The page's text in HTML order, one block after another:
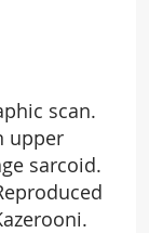
scan.
upper
sarcoid.